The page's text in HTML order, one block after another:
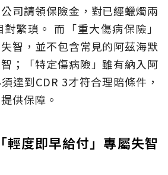
司請領保險金，對已經蠟燭兩
繁瑣。 而「重大傷病保險」
智，並不包含常見的阿茲海默
；「特定傷病險」雖有納入阿
達到CDR 3才符合理賠條件，
供保障。
輕度即早給付」專屬失智